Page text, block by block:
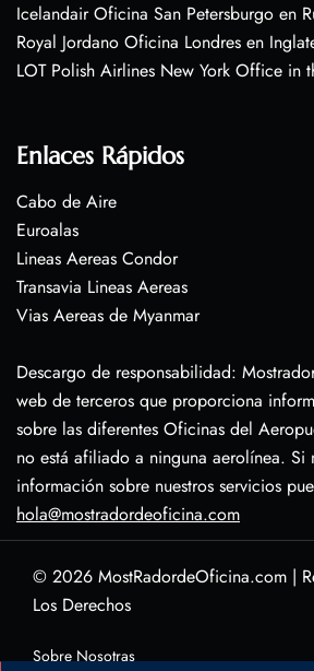
Icelandair Oficina San Petersburgo en
Royal Jordano Oficina Londres en
LOT Polish Airlines New York Office in
Enlaces Rápidos
Cabo de Aire
Euroalas
Lineas Aereas Condor
Transavia Lineas Aereas
Vias Aereas de Myanmar
Descargo de responsabilidad:
web de terceros que proporciona
sobre las diferentes Oficinas del
no está afiliado a ninguna aerolínea. Si
información sobre nuestros servicios
hola@mostradordeoficina.com
© 2026 MostRadordeOficina.com |
Los Derechos
Sobre Nosotras